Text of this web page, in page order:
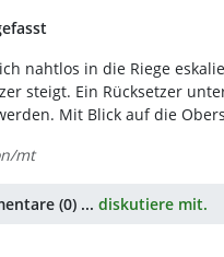
nahtlos in die Riege
steigt. Ein Rücksetzer
Mit Blick auf die
mt
(0) ... diskutiere mit.